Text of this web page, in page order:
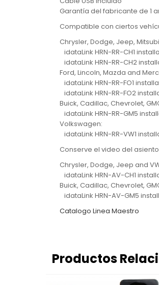
Garantía del fabricante de 1
Compatible con ciertos
Chrysler, Dodge, Jeep,
idataLink HRN-RR-CH1
idataLink HRN-RR-CH2
Ford, Lincoln, Mazda and
idataLink HRN-RR-FO1
idataLink HRN-RR-FO2
Buick, Cadillac, Chevrolet,
idataLink HRN-RR-GM5
Volkswagen:
idataLink HRN-RR-VW1
Conserve el video del
Chrysler, Dodge, Jeep and
idataLink HRN-AV-CH1
Buick, Cadillac, Chevrolet,
idataLink HRN-AV-GM5
Catalogo Linea Maestro
Productos